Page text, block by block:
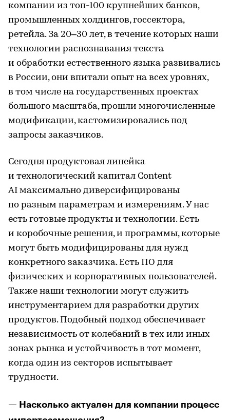
компании из топ-100 крупнейших банков,
промышленных холдингов, госсектора,
ретейла. За 20–30 лет, в течение которых наши
технологии распознавания текста
и обработки естественного языка развивались
в России, они впитали опыт на всех уровнях,
в том числе на государственных проектах
большого масштаба, прошли многочисленные
модификации, кастомизировались под
запросы заказчиков.
Сегодня продуктовая линейка
и технологический капитал Content
AI максимально диверсифицированы
по разным параметрам и измерениям. У нас
есть готовые продукты и технологии. Есть
и коробочные решения, и программы, которые
могут быть модифицированы для нужд
конкретного заказчика. Есть ПО для
физических и корпоративных пользователей.
Также наши технологии могут служить
инструментарием для разработки других
продуктов. Подобный подход обеспечивает
независимость от колебаний в тех или иных
зонах рынка и устойчивость в тот момент,
когда один из секторов испытывает
трудности.
— Насколько актуален для компании процесс